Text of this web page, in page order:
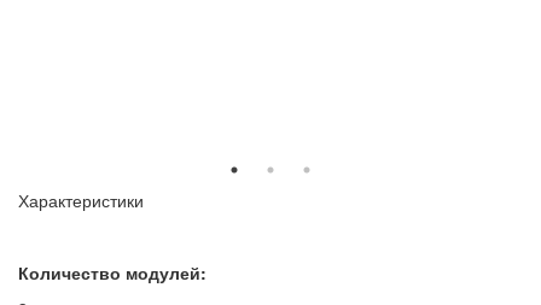
Характеристики
Количество модулей: